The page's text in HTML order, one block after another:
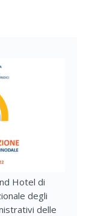
Hotel di
degli
delle